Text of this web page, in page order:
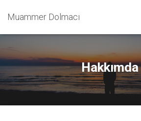
Muammer Dolmacı
Hakkımda